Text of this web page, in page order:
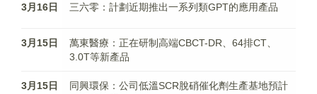
3月16日 三六零：計劃近期推出一系列類GPT的應用產品
3月15日
萬東醫療：正在研制高端CBCT-DR、64排CT、
3.0T等新產品
3月15日
同興環保：公司低溫SCR脫硝催化劑生產基地預計